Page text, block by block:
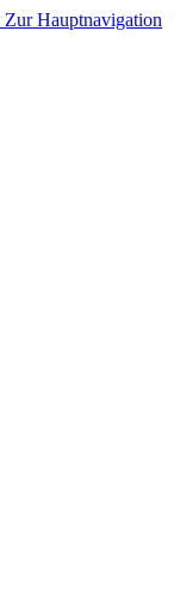
Zur Hauptnavigation